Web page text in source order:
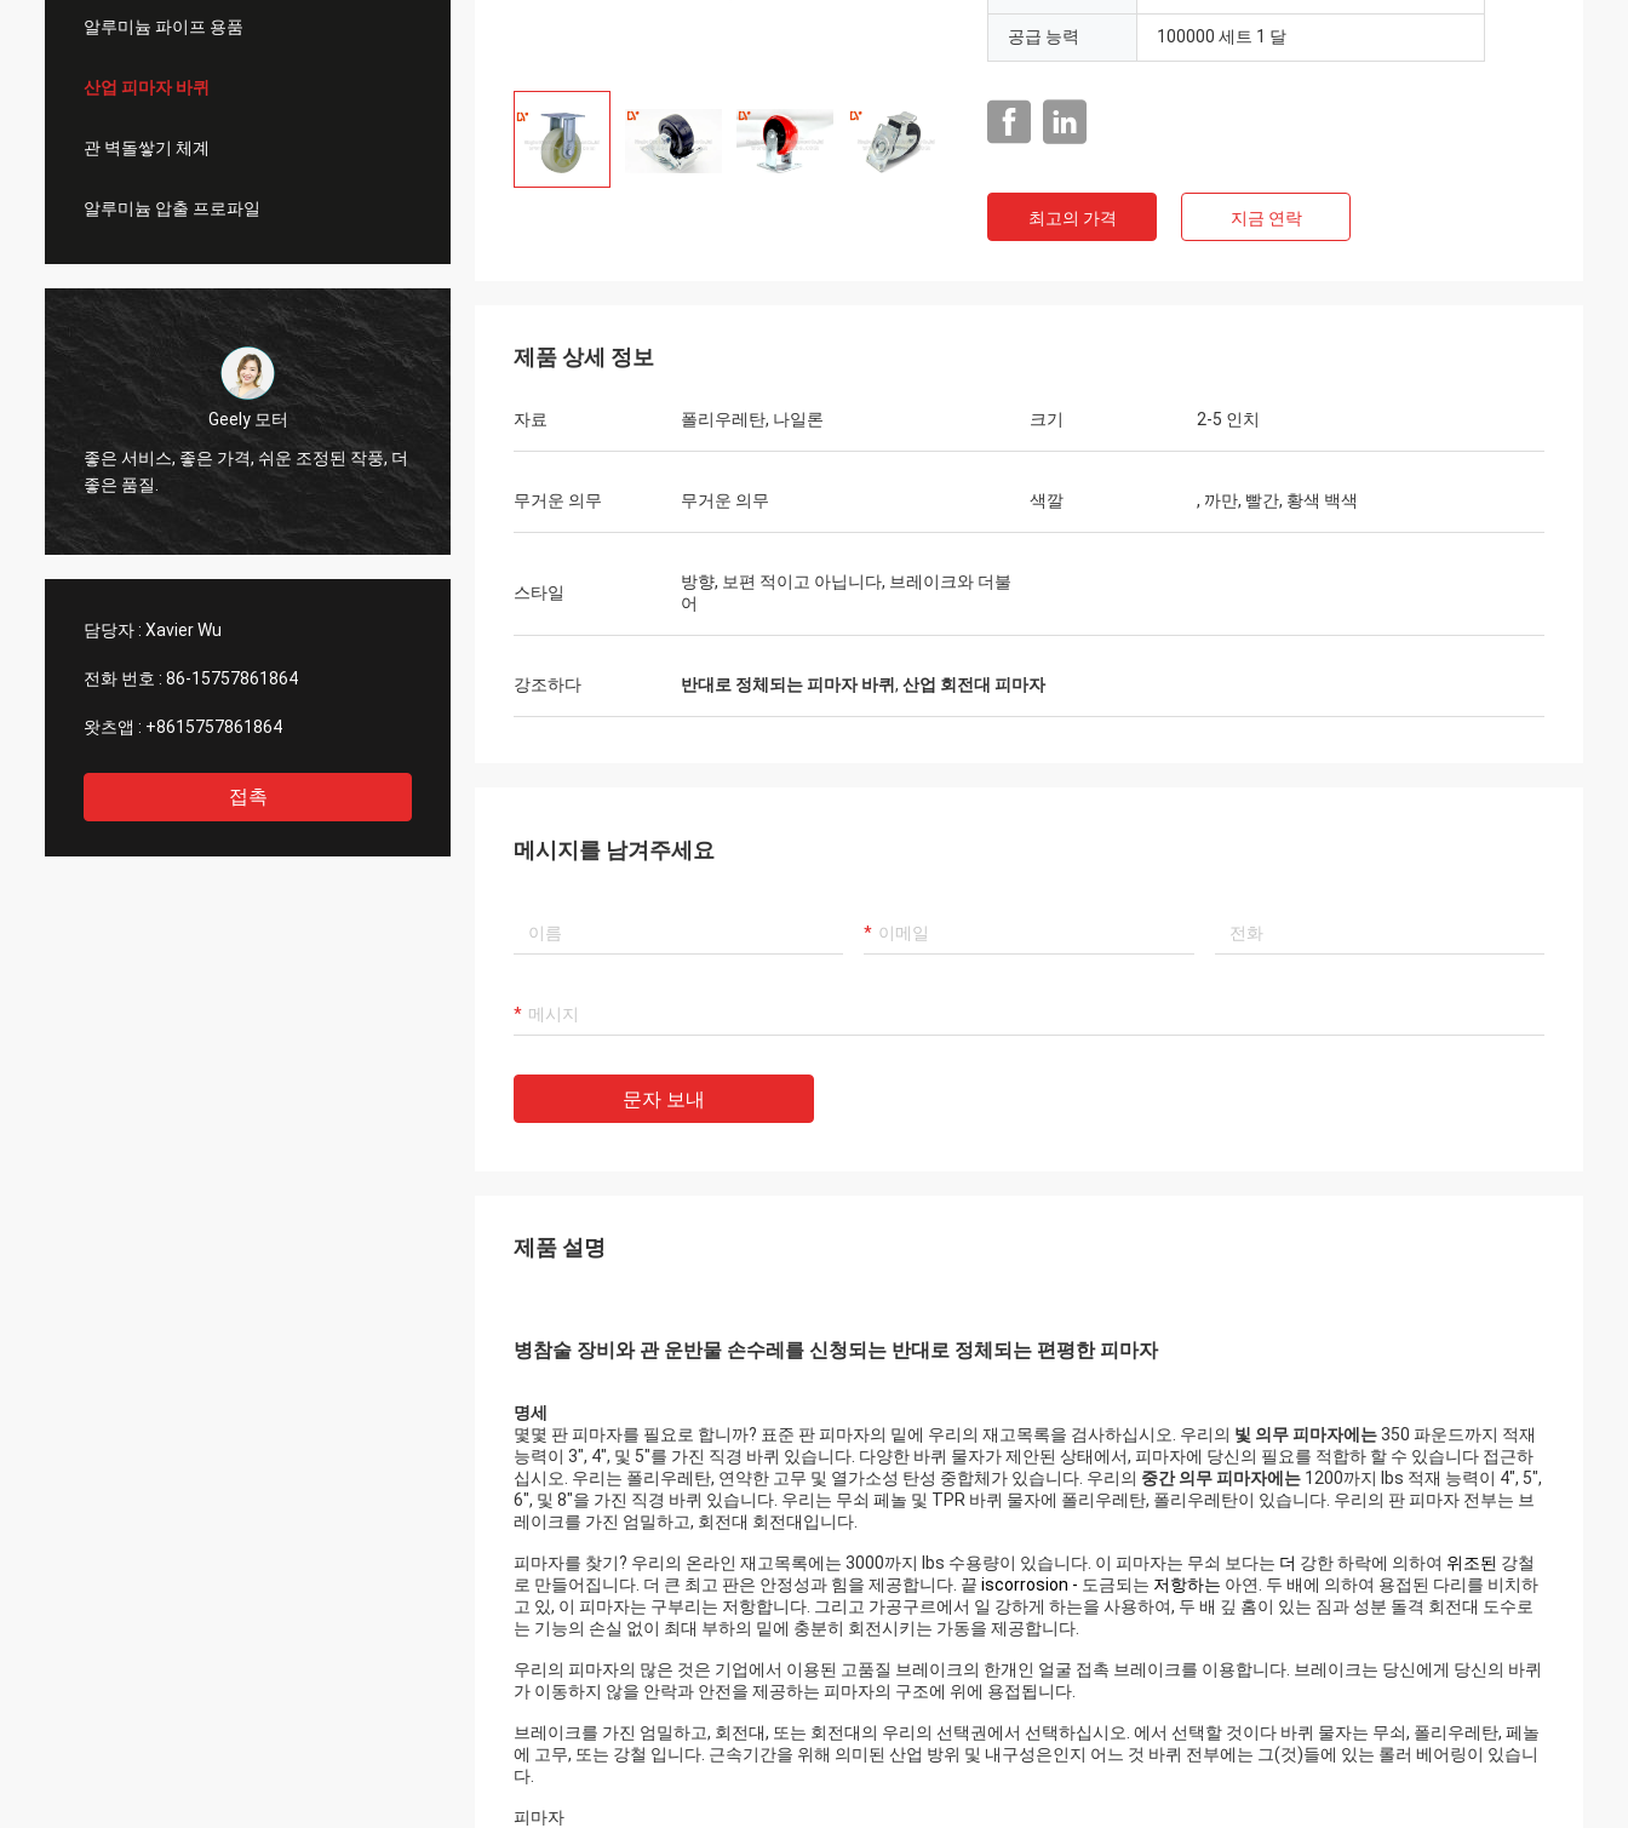
알루미늄 파이프 용품
산업 피마자 바퀴
관 벽돌쌓기 체계
알루미늄 압출 프로파일
Thinh 베트남
안녕, 존슨은, 야윈 관 12000 미터 2808, 상아
빛 색깔 배열합니다.
서비스 업체입니다.
담당자 : Xavier Wu
전화 번호 : 86-15757861864
왓츠앱 : +8615757861864
접촉
공급 능력 100000 세트 1 달
최고의 가격 지금 연락
제품 상세 정보
자료 폴리우레탄, 나일론 크기 2-5 인치
무거운 의무 무거운 의무 색깔 , 까만, 빨간, 황색 백색
스타일
방향, 보편 적이고 아닙니다, 브레이크와 더불
어
강조하다 반대로 정체되는 피마자 바퀴, 산업 회전대 피마자
메시지를 남겨주세요
문자 보내
제품 설명
병참술 장비와 관 운반물 손수레를 신청되는 반대로 정체되는 편평한 피마자
명세
몇몇 판 피마자를 필요로 합니까? 표준 판 피마자의 밑에 우리의 재고목록을 검사하십시오. 우리의 빛 의무 피마자에는350 파운드까지 적재
능력이 3", 4", 및 5"를 가진 직경 바퀴 있습니다. 다양한 바퀴 물자가 제안된 상태에서, 피마자에 당신의 필요를 적합하 할 수 있습니다 접근하
십시오. 우리는 폴리우레탄, 연약한 고무 및 열가소성 탄성 중합체가 있습니다. 우리의 중간 의무 피마자에는 1200까지 lbs 적재 능력이 4", 5",
6", 및 8"을 가진 직경 바퀴 있습니다. 우리는 무쇠 페놀 및 TPR 바퀴 물자에 폴리우레탄, 폴리우레탄이 있습니다. 우리의 판 피마자 전부는 브
레이크를 가진 엄밀하고, 회전대 회전대입니다.
피마자를 찾기? 우리의 온라인 재고목록에는 3000까지 lbs 수용량이 있습니다. 이 피마자는 무쇠 보다는 더 강한 하락에 의하여 위조된 강철
로 만들어집니다. 더 큰 최고 판은 안정성과 힘을 제공합니다. 끝 iscorrosion - 도금되는 저항하는 아연. 두 배에 의하여 용접된 다리를 비치하
고 있, 이 피마자는 구부리는 저항합니다. 그리고 가공구르에서 일 강하게 하는을 사용하여, 두 배 깊 홈이 있는 짐과 성분 돌격 회전대 도수로
는 기능의 손실 없이 최대 부하의 밑에 충분히 회전시키는 가동을 제공합니다.
우리의 피마자의 많은 것은 기업에서 이용된 고품질 브레이크의 한개인 얼굴 접촉 브레이크를 이용합니다. 브레이크는 당신에게 당신의 바퀴
가 이동하지 않을 안락과 안전을 제공하는 피마자의 구조에 위에 용접됩니다.
브레이크를 가진 엄밀하고, 회전대, 또는 회전대의 우리의 선택권에서 선택하십시오. 에서 선택할 것이다 바퀴 물자는 무쇠, 폴리우레탄, 페놀
에 고무, 또는 강철 입니다. 근속기간을 위해 의미된 산업 방위 및 내구성은인지 어느 것 바퀴 전부에는 그(것)들에 있는 롤러 베어링이 있습니
다.
피마자